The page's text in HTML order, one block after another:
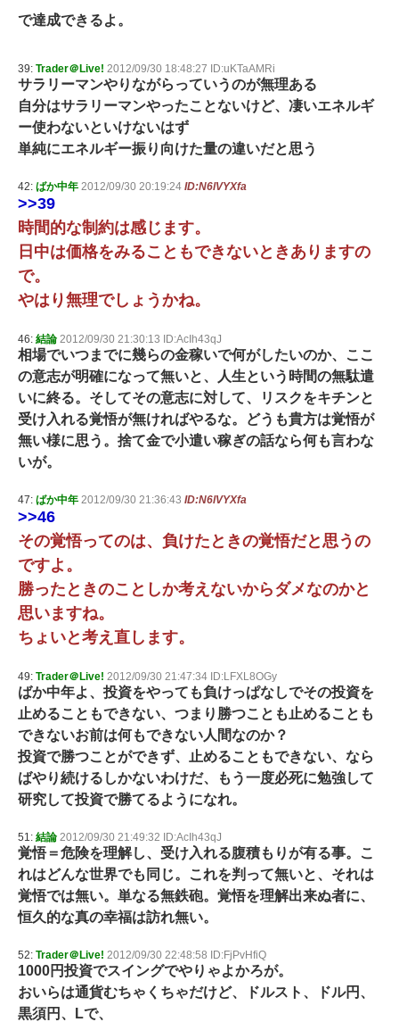
で達成できるよ。
39: Trader＠Live! 2012/09/30 18:48:27 ID:uKTaAMRi
サラリーマンやりながらっていうのが無理ある
自分はサラリーマンやったことないけど、凄いエネルギ
ー使わないといけないはず
単純にエネルギー振り向けた量の違いだと思う
42: ばか中年 2012/09/30 20:19:24 ID:N6lVYXfa
>>39
時間的な制約は感じます。
日中は価格をみることもできないときありますの
で。
やはり無理でしょうかね。
46: 結論 2012/09/30 21:30:13 ID:AcIh43qJ
相場でいつまでに幾らの金稼いで何がしたいのか、ここ
の意志が明確になって無いと、人生という時間の無駄遣
いに終る。そしてその意志に対して、リスクをキチンと
受け入れる覚悟が無ければやるな。どうも貴方は覚悟が
無い様に思う。捨て金で小遣い稼ぎの話なら何も言わな
いが。
47: ばか中年 2012/09/30 21:36:43 ID:N6lVYXfa
>>46
その覚悟ってのは、負けたときの覚悟だと思うの
ですよ。
勝ったときのことしか考えないからダメなのかと
思いますね。
ちょいと考え直します。
49: Trader＠Live! 2012/09/30 21:47:34 ID:LFXL8OGy
ばか中年よ、投資をやっても負けっぱなしでその投資を
止めることもできない、つまり勝つことも止めることも
できないお前は何もできない人間なのか？
投資で勝つことができず、止めることもできない、なら
ばやり続けるしかないわけだ、もう一度必死に勉強して
研究して投資で勝てるようになれ。
51: 結論 2012/09/30 21:49:32 ID:AcIh43qJ
覚悟＝危険を理解し、受け入れる腹積もりが有る事。こ
れはどんな世界でも同じ。これを判って無いと、それは
覚悟では無い。単なる無鉄砲。覚悟を理解出来ぬ者に、
恒久的な真の幸福は訪れ無い。
52: Trader＠Live! 2012/09/30 22:48:58 ID:FjPvHfiQ
1000円投資でスイングでやりゃよかろが。
おいらは通貨むちゃくちゃだけど、ドルスト、ドル円、
黒須円、Lで、